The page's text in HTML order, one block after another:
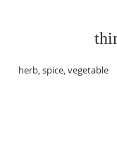
herb, spice, vegetable